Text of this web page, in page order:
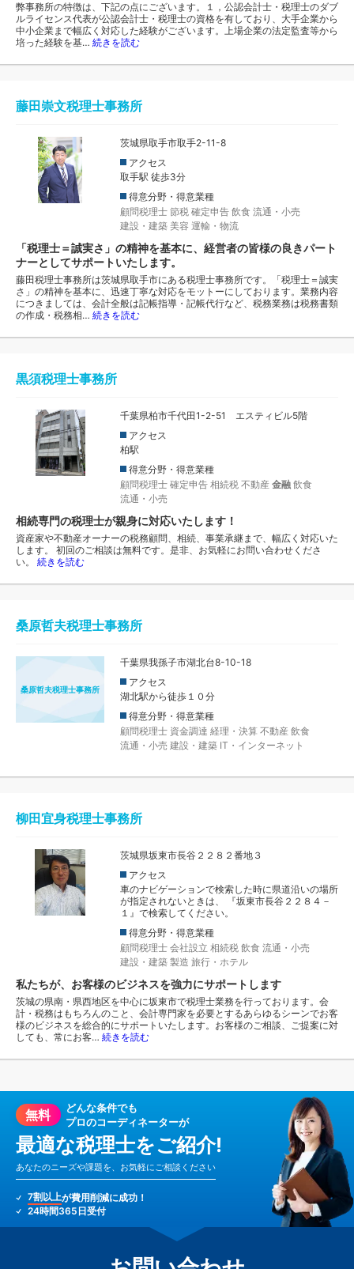
弊事務所の特徴は、下記の点にございます。１，公認会計士・税理士のダブ
ルライセンス代表が公認会計士・税理士の資格を有しており、大手企業から
中小企業まで幅広く対応した経験がございます。上場企業の法定監査等から
培った経験を基… 続きを読む
藤田崇文税理士事務所
茨城県取手市取手2-11-8
アクセス
取手駅 徒歩3分
得意分野・得意業種
顧問税理士 節税 確定申告 飲食 流通・小売
建設・建築 美容 運輸・物流
「税理士＝誠実さ」の精神を基本に、経営者の皆様の良きパート
ナーとしてサポートいたします。
藤田税理士事務所は茨城県取手市にある税理士事務所です。「税理士＝誠実
さ」の精神を基本に、迅速丁寧な対応をモットーにしております。業務内容
につきましては、会計全般は記帳指導・記帳代行など、税務業務は税務書類
の作成・税務相… 続きを読む
黒須税理士事務所
千葉県柏市千代田1-2-51 エスティビル5階
アクセス
柏駅
得意分野・得意業種
顧問税理士 確定申告 相続税 不動産 金融 飲食
流通・小売
相続専門の税理士が親身に対応いたします！
資産家や不動産オーナーの税務顧問、相続、事業承継まで、幅広く対応いた
します。 初回のご相談は無料です。是非、お気軽にお問い合わせくださ
い。 続きを読む
桑原哲夫税理士事務所
桑原哲夫税理士事務所
千葉県我孫子市湖北台8-10-18
アクセス
湖北駅から徒歩１０分
得意分野・得意業種
顧問税理士 資金調達 経理・決算 不動産 飲食
流通・小売 建設・建築 IT・インターネット
柳田宜身税理士事務所
茨城県坂東市長谷２２８２番地３
アクセス
車のナビゲーションで検索した時に県道沿いの場所
が指定されないときは、 『坂東市長谷２２８４－
１』で検索してください。
得意分野・得意業種
顧問税理士 会社設立 相続税 飲食 流通・小売
建設・建築 製造 旅行・ホテル
私たちが、お客様のビジネスを強力にサポートします
茨城の県南・県西地区を中心に坂東市で税理士業務を行っております。会
計・税務はもちろんのこと、会計専門家を必要とするあらゆるシーンでお客
様のビジネスを総合的にサポートいたします。お客様のご相談、ご提案に対
しても、常にお客… 続きを読む
無料
どんな条件でも
プロのコーディネーターが
最適な税理士をご紹介!
あなたのニーズや課題を、お気軽にご相談ください
7割以上が費用削減に成功！
24時間365日受付